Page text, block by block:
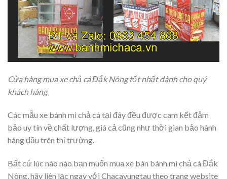
Cửa hàng mua xe chả cá Đắk Nông tốt nhất dành cho quý
khách hàng
Các mẫu xe bánh mì chả cá tại đây đều được cam kết đảm
bảo uy tín về chất lượng, giá cả cũng như thời gian bảo hành
hàng đầu trên thị trường.
Bất cứ lúc nào nào bạn muốn mua xe bán bánh mì chả cá Đắk
Nông, hãy liên lạc ngay với Chacavungtau theo trang website